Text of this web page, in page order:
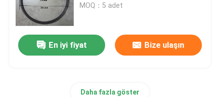
MOQ：5 adet
En iyi fiyat Bize ulaşın
Daha fazla göster